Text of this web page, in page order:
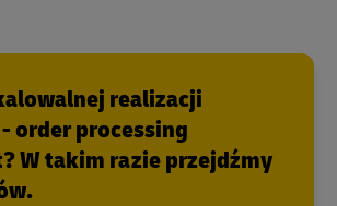
realizacji
order processing
W takim razie przejdźmy